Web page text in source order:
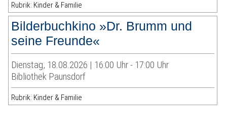
Rubrik: Kinder & Familie
Bilderbuchkino »Dr. Brumm und
seine Freunde«
Dienstag, 18.08.2026 | 16:00 Uhr - 17:00 Uhr
Bibliothek Paunsdorf
Rubrik: Kinder & Familie